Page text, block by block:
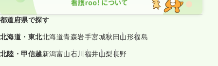
都道府県で探す
北海道・東北北海道青森岩手宮城秋田山形福島
北陸・甲信越新潟富山石川福井山梨長野